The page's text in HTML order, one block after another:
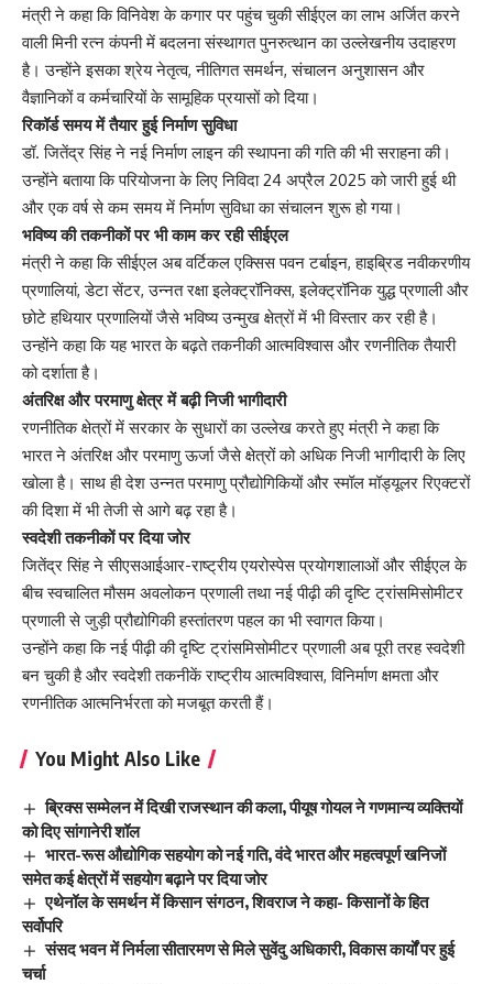
मंत्री ने कहा कि विनिवेश के कगार पर पहुंच चुकी सीईएल का लाभ अर्जित करने
वाली मिनी रत्न कंपनी में बदलना संस्थागत पुनरुत्थान का उल्लेखनीय उदाहरण
है। उन्होंने इसका श्रेय नेतृत्व, नीतिगत समर्थन, संचालन अनुशासन और
वैज्ञानिकों व कर्मचारियों के सामूहिक प्रयासों को दिया।
रिकॉर्ड समय में तैयार हुई निर्माण सुविधा
डॉ. जितेंद्र सिंह ने नई निर्माण लाइन की स्थापना की गति की भी सराहना की।
उन्होंने बताया कि परियोजना के लिए निविदा 24 अप्रैल 2025 को जारी हुई थी
और एक वर्ष से कम समय में निर्माण सुविधा का संचालन शुरू हो गया।
भविष्य की तकनीकों पर भी काम कर रही सीईएल
मंत्री ने कहा कि सीईएल अब वर्टिकल एक्सिस पवन टर्बाइन, हाइब्रिड नवीकरणीय
प्रणालियां, डेटा सेंटर, उन्नत रक्षा इलेक्ट्रॉनिक्स, इलेक्ट्रॉनिक युद्ध प्रणाली और
छोटे हथियार प्रणालियों जैसे भविष्य उन्मुख क्षेत्रों में भी विस्तार कर रही है।
उन्होंने कहा कि यह भारत के बढ़ते तकनीकी आत्मविश्वास और रणनीतिक तैयारी
को दर्शाता है।
अंतरिक्ष और परमाणु क्षेत्र में बढ़ी निजी भागीदारी
रणनीतिक क्षेत्रों में सरकार के सुधारों का उल्लेख करते हुए मंत्री ने कहा कि
भारत ने अंतरिक्ष और परमाणु ऊर्जा जैसे क्षेत्रों को अधिक निजी भागीदारी के लिए
खोला है। साथ ही देश उन्नत परमाणु प्रौद्योगिकियों और स्मॉल मॉड्यूलर रिएक्टरों
की दिशा में भी तेजी से आगे बढ़ रहा है।
स्वदेशी तकनीकों पर दिया जोर
जितेंद्र सिंह ने सीएसआईआर-राष्ट्रीय एयरोस्पेस प्रयोगशालाओं और सीईएल के
बीच स्वचालित मौसम अवलोकन प्रणाली तथा नई पीढ़ी की दृष्टि ट्रांसमिसोमीटर
प्रणाली से जुड़ी प्रौद्योगिकी हस्तांतरण पहल का भी स्वागत किया।
उन्होंने कहा कि नई पीढ़ी की दृष्टि ट्रांसमिसोमीटर प्रणाली अब पूरी तरह स्वदेशी
बन चुकी है और स्वदेशी तकनीकें राष्ट्रीय आत्मविश्वास, विनिर्माण क्षमता और
रणनीतिक आत्मनिर्भरता को मजबूत करती हैं।
You Might Also Like
ब्रिक्स सम्मेलन में दिखी राजस्थान की कला, पीयूष गोयल ने गणमान्य व्यक्तियों
को दिए सांगानेरी शॉल
भारत-रूस औद्योगिक सहयोग को नई गति, वंदे भारत और महत्वपूर्ण खनिजों
समेत कई क्षेत्रों में सहयोग बढ़ाने पर दिया जोर
एथेनॉल के समर्थन में किसान संगठन, शिवराज ने कहा- किसानों के हित
सर्वोपरि
संसद भवन में निर्मला सीतारमण से मिले सुवेंदु अधिकारी, विकास कार्यों पर हुई
चर्चा